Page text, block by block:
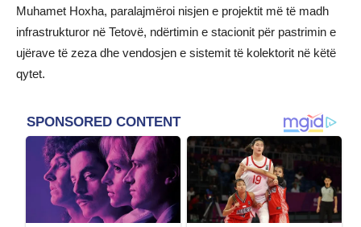
Muhamet Hoxha, paralajmëroi nisjen e projektit më të madh
infrastrukturor në Tetovë, ndërtimin e stacionit për pastrimin e
ujërave të zeza dhe vendosjen e sistemit të kolektorit në këtë
qytet.